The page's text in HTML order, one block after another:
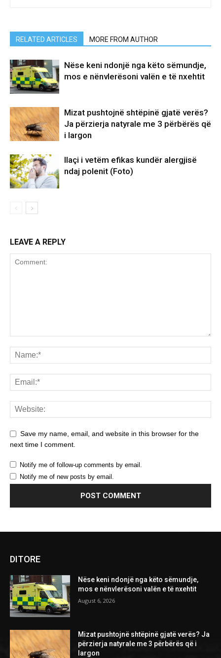
RELATED ARTICLES MORE FROM AUTHOR
Nëse keni ndonjë nga këto sëmundje,
mos e nënvlerësoni valën e të nxehtit
Mizat pushtojnë shtëpinë gjatë verës?
Ja përzierja natyrale me 3 përbërës që
i largon
Ilaçi i vetëm efikas kundër alergjisë
ndaj polenit (Foto)
LEAVE A REPLY
Save my name, email, and website in this browser for the
next time I comment.
Notify me of follow-up comments by email.
Notify me of new posts by email.
DITORE
Nëse keni ndonjë nga këto sëmundje,
mos e nënvlerësoni valën e të nxehtit
August 6, 2026
Mizat pushtojnë shtëpinë gjatë verës? Ja
përzierja natyrale me 3 përbërës që i
largon